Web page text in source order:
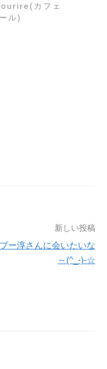
カフェ
ル)
新しい投稿
ー淳さんに会いたいな
～(^_-)-☆